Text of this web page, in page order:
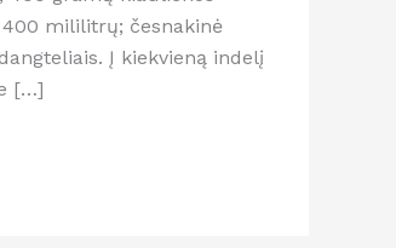
400 mililitrų; česnakinė
Į kiekvieną indelį
[…]